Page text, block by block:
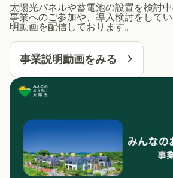
太陽光パネルや蓄電池の設置を検討
事業へのご参加や、導入検討をして
明動画を配信しております。
事業説明動画をみる